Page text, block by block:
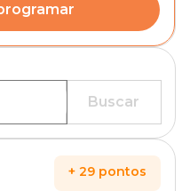
Buscar
+ 29 pontos